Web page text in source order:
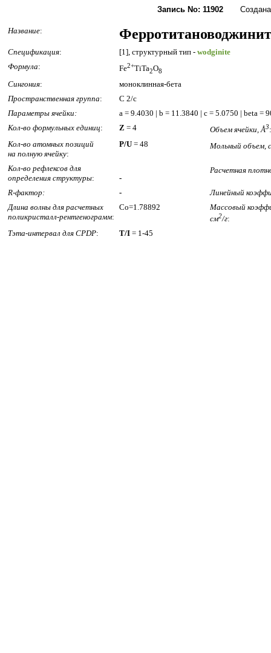
Запись No: 11902 Создана:
Название:
Спецификация: [1], структурный тип - wodginite
Формула: Fe2+TiTa2O8
Сингония:
моноклинная-бета
Пространственная группа:
C 2/c
Параметры ячейки:
a = 9.4030 | b = 11.3840 | c = 5.0750 | beta =
Кол-во формульных единиц: Z = 4 Объем ячейки, Å3:
Кол-во атомных позиций
на полную ячейку:
P/U = 48 Мольный объем,
Кол-во рефлексов для
определения структуры: -
Расчетная
R-фактор: -
Линейный
Длина волны для расчетных
поликристалл-рентгенограмм:
Co=1.78892
Массовый
см2/г:
Тэта-интервал для CPDP: T/I = 1-45